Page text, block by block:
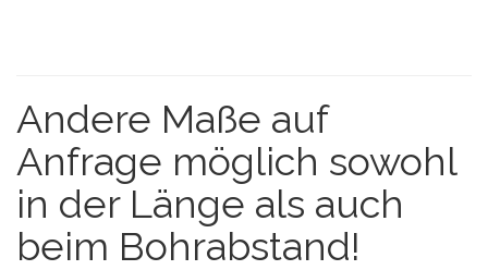
Andere Maße auf
Anfrage möglich sowohl
in der Länge als auch
beim Bohrabstand!